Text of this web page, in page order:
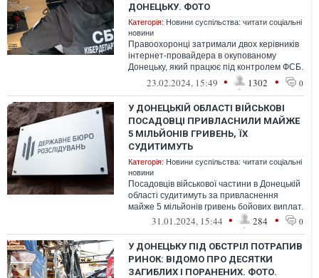
ДОНЕЦЬКУ. ФОТО
Категорія: Новини суспільства: читати соціальні
новини
Правоохоронці затримали двох керівників
інтернет-провайдера в окупованому
Донецьку, який працює під контролем ФСБ.
Тепер їм загрожує тюремне ув'язненн...
23.02.2024, 15:49 • 1302 • 0
У ДОНЕЦЬКІЙ ОБЛАСТІ ВІЙСЬКОВІ
ПОСАДОВЦІ ПРИВЛАСНИЛИ МАЙЖЕ
5 МІЛЬЙОНІВ ГРИВЕНЬ, ЇХ
СУДИТИМУТЬ
Категорія: Новини суспільства: читати соціальні
новини
Посадовців військової частини в Донецькій
області судитимуть за привласнення
майже 5 мільйонів гривень бойових виплат.
31.01.2024, 15:44 • 284 • 0
У ДОНЕЦЬКУ ПІД ОБСТРІЛ ПОТРАПИВ
РИНОК: ВІДОМО ПРО ДЕСЯТКИ
ЗАГИБЛИХ І ПОРАНЕНИХ. ФОТО.